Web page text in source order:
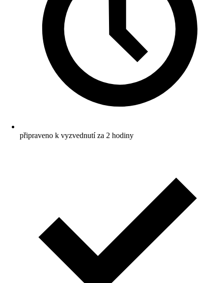
připraveno k vyzvednutí za 2 hodiny